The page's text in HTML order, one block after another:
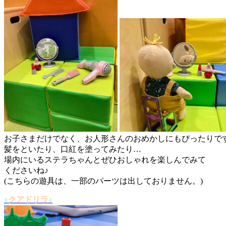
お子さまだけでなく、お人形さんのおめかしにもぴったりで
髪をといたり、口紅を塗ってみたり…
場内にいるステラちゃんとぜひおしゃれを楽しんでみて
くださいね♪
(こちらの遊具は、一部のパーツは出しておりません。)
♦︎クアドリラ♦︎